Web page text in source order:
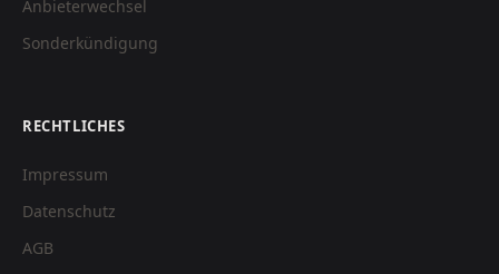
Anbieterwechsel
Sonderkündigung
RECHTLICHES
Impressum
Datenschutz
AGB